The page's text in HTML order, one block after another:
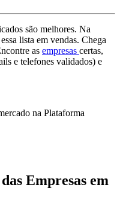
são melhores. Na
lista em vendas. Chega
as empresas certas,
e telefones validados) e
na Plataforma
Empresas em